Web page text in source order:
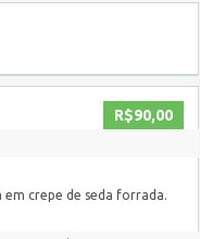
R$90,00
em crepe de seda forrada.